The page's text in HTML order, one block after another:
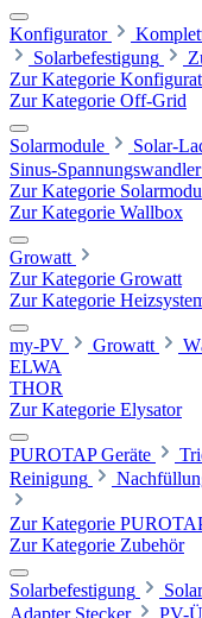
Konfigurator
Solarbefestigung
Zur Kategorie
Zur Kategorie Off-Grid
Solarmodule Solar-
Sinus-Spannungswandler
Zur Kategorie
Zur Kategorie Wallbox
Growatt
Zur Kategorie Growatt
Zur Kategorie
my-PV Growatt
ELWA
THOR
Zur Kategorie Elysator
PUROTAP Geräte
Reinigung
Zur Kategorie
Zur Kategorie Zubehör
Solarbefestigung
Adapter Stecker
PV-